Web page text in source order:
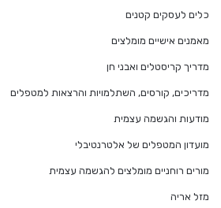
כלים לעסקים קטנים
מאמנים אישיים מומלצים
מדריך קריסטלים ואבני חן
מדריכים, קורסים, השתלמויות והרצאות למטפלים
מודעות והגשמה עצמית
מועדון המטפלים של אלטרנטיבלי
מורים רוחניים מומלצים להגשמה עצמית
מזל אריה